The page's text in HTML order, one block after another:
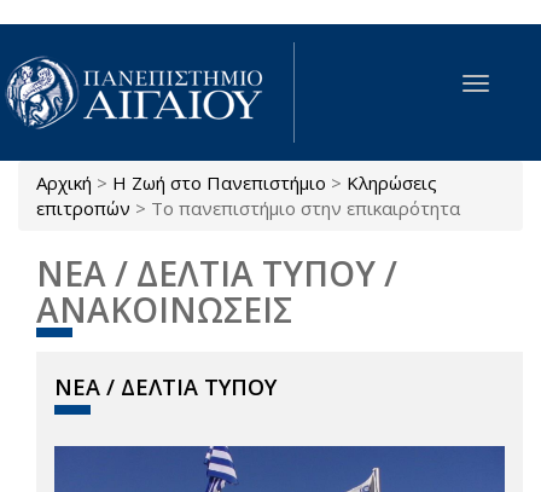
Παράκαμψη προς το κυρίως περιεχόμενο
Toggle
Είστε εδώ
Αρχική > Η Ζωή στο Πανεπιστήμιο > Κληρώσεις
επιτροπών > Το πανεπιστήμιο στην επικαιρότητα
ΝΕΑ / ΔΕΛΤΙΑ ΤΥΠΟΥ /
ΑΝΑΚΟΙΝΩΣΕΙΣ
ΝΕΑ / ΔΕΛΤΙΑ ΤΥΠΟΥ